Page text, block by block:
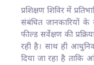
प्रशिक्षण शिविर में
संबंधित जानकारियों के
फील्ड सर्वेक्षण की
रही है। साथ ही
दिया जा रहा है